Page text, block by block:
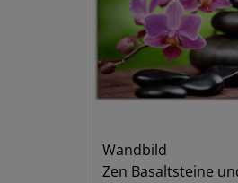
Wandbild
Zen Basaltsteine und